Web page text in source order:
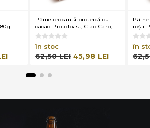
Pâine crocantă proteică cu
cacao Prototoast, Ciao Carb,
200g (4x50g)
în stoc
62,50 LEI 45,98 LEI
roşii
Carb,
în